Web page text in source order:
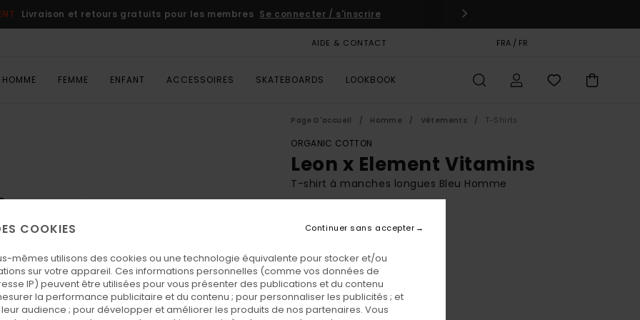
Livraison et retours gratuits pour les membres Se connecter / s'inscrire
AIDE & CONTACT FRA / FR
HOMME FEMME ENFANT ACCESSOIRES SKATEBOARDS LOOKBOOK
Page D'accueil Homme Vêtements T-Shirts
ORGANIC COTTON
Leon x Element Vitamins
T-shirt à manches longues Bleu Homme
45,00 €
CouleurEclipse Navy
COOKIES
mêmes utilisons des cookies ou une technologie équivalente pour stocker et/ou
sur votre appareil. Ces informations personnelles (comme vos données de
IP) peuvent être utilisées pour vous présenter des publications et du contenu
la performance publicitaire et du contenu ; pour personnaliser les publicités ; et
audience ; pour développer et améliorer les produits de nos partenaires. Vous
Continuer sans accepter